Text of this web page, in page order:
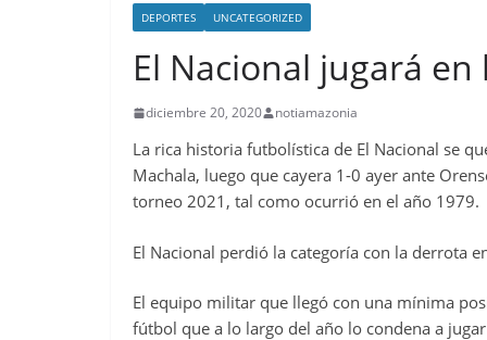
DEPORTES UNCATEGORIZED
El Nacional jugará
diciembre 20, 2020 notiamazonia
La rica historia futbolística de El Nacional se
Machala, luego que cayera 1-0 ayer ante
torneo 2021, tal como ocurrió en el año 1979.
El Nacional perdió la categoría con la derrota
El equipo militar que llegó con una mínima
fútbol que a lo largo del año lo condena a